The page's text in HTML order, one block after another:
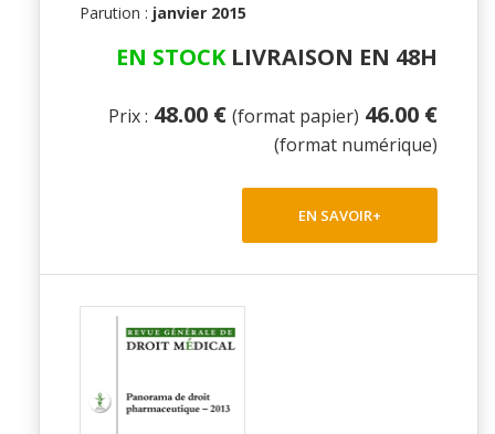
Parution : janvier 2015
EN STOCKLIVRAISON EN 48H
Prix : 48.00 € (format papier) 46.00 €
(format numérique)
EN SAVOIR+